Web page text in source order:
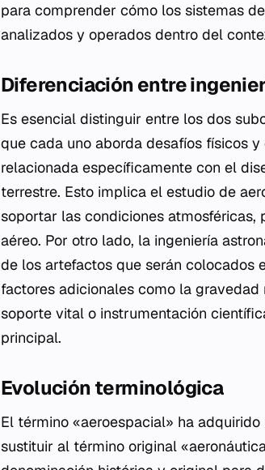
para comprender cómo los sistemas
analizados y operados dentro del
Diferenciación entre
Es esencial distinguir entre los dos
que cada uno aborda desafíos físicos
relacionada específicamente con el
terrestre. Esto implica el estudio de
soportar las condiciones
aéreo. Por otro lado, la ingeniería
de los artefactos que serán colocados
factores adicionales como la
soporte vital o instrumentación
principal.
Evolución terminológica
El término «aeroespacial» ha
sustituir al término original